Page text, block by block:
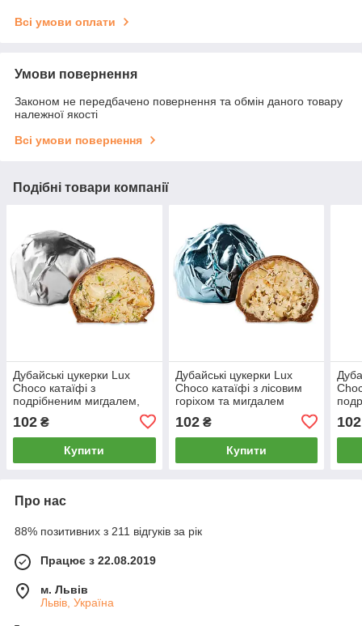
Всі умови оплати
Умови повернення
Законом не передбачено повернення та обмін даного товару
належної якості
Всі умови повернення
Подібні товари компанії
Дубайські цукерки Lux
Choco катаїфі з
подрібненим мигдалем,
фісташкою в молочному
шоколаді
102 ₴
Купити
Дубайські цукерки Lux
Choco катаїфі з лісовим
горіхом та мигдалем
102₴
Купити
102
Про нас
88% позитивних з 211 відгуків за рік
Працює з 22.08.2019
м. Львів
Львів, Україна